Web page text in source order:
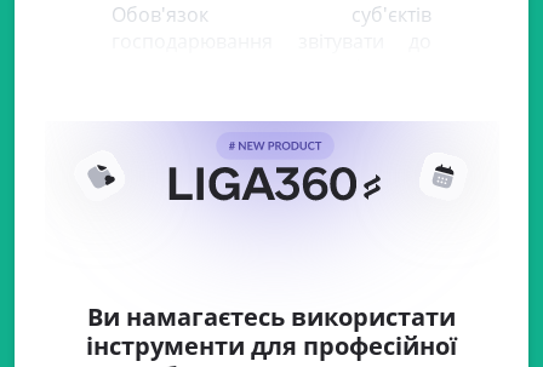
Обов'язок суб'єктів
Ви намагаєтесь використати
інструменти для професійної